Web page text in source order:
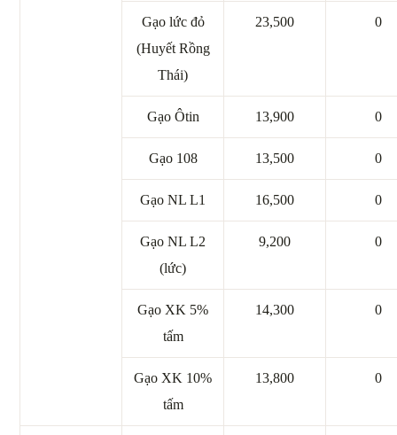
Gạo lức đỏ
(Huyết Rồng
Thái)
23,500 0
Gạo Ôtin 13,900 0
Gạo 108 13,500 0
Gạo NL L1 16,500 0
Gạo NL L2
(lức)
9,200 0
Gạo XK 5%
tấm
14,300 0
Gạo XK 10%
tấm
13,800 0